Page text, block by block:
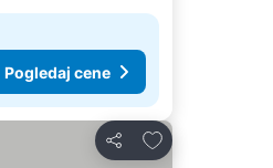
Pogledaj cene
Deli
Dodati u favorite